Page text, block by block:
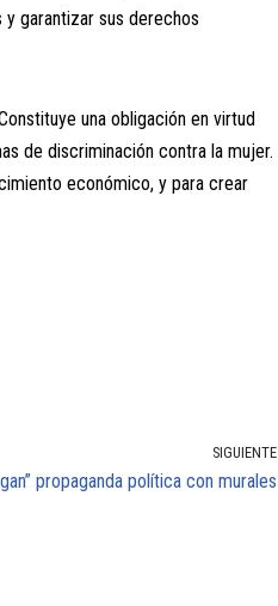
garantizar sus derechos
una obligación en virtud
de discriminación contra la mujer.
económico, y para crear
SIGUIENTE
propaganda política con murales